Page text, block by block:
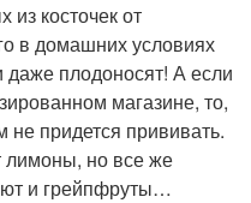
косточек от
в домашних условиях
плодоносят! А если
магазине, то,
придется прививать.
но все же
и грейпфруты…